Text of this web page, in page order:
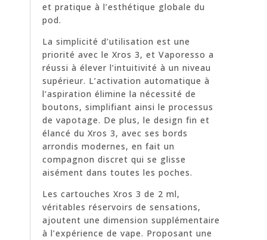
et pratique à l’esthétique globale du
pod.
La simplicité d’utilisation est une
priorité avec le Xros 3, et Vaporesso a
réussi à élever l’intuitivité à un niveau
supérieur. L’activation automatique à
l’aspiration élimine la nécessité de
boutons, simplifiant ainsi le processus
de vapotage. De plus, le design fin et
élancé du Xros 3, avec ses bords
arrondis modernes, en fait un
compagnon discret qui se glisse
aisément dans toutes les poches.
Les cartouches Xros 3 de 2 ml,
véritables réservoirs de sensations,
ajoutent une dimension supplémentaire
à l’expérience de vape. Proposant une